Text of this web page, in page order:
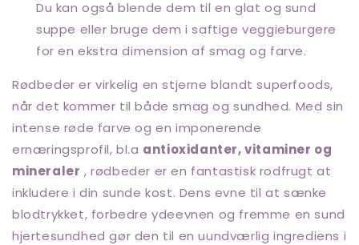
Du kan også blende dem til en glat og sund
suppe eller bruge dem i saftige veggieburgere
for en ekstra dimension af smag og farve.
Rødbeder er virkelig en stjerne blandt superfoods,
når det kommer til både smag og sundhed. Med sin
intense røde farve og en imponerende
ernæringsprofil, bl.a antioxidanter, vitaminer og
mineraler , rødbeder er en fantastisk rodfrugt at
inkludere i din sunde kost. Dens evne til at sænke
blodtrykket, forbedre ydeevnen og fremme en sund
hjertesundhed gør den til en uundværlig ingrediens i